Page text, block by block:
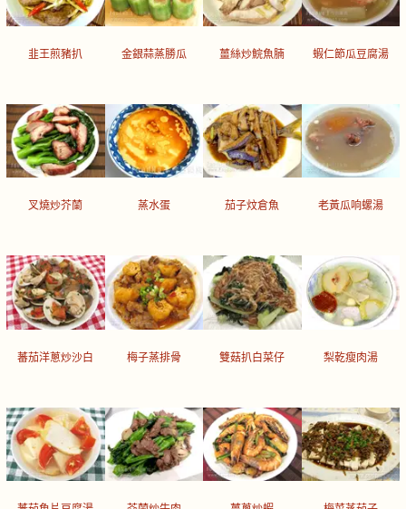
韭王煎豬扒 金銀蒜蒸勝瓜 薑絲炒鯇魚腩 蝦仁節瓜豆腐湯
叉燒炒芥蘭 蒸水蛋 茄子炆倉魚 老黃瓜响螺湯
蕃茄洋蔥炒沙白 梅子蒸排骨 雙菇扒白菜仔 梨乾瘦肉湯